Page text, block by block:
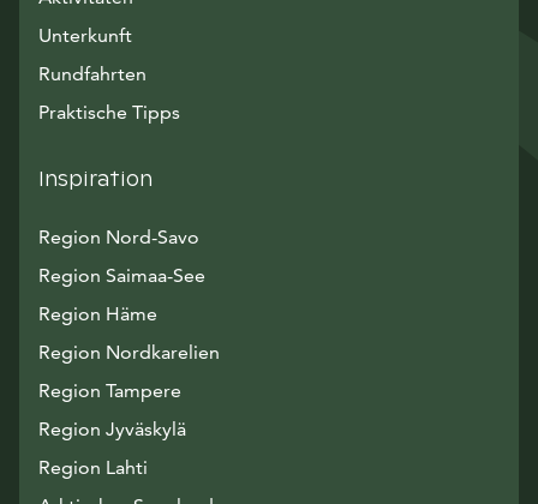
Unterkunft
Rundfahrten
Praktische Tipps
Inspiration
Region Nord-Savo
Region Saimaa-See
Region Häme
Region Nordkarelien
Region Tampere
Region Jyväskylä
Region Lahti